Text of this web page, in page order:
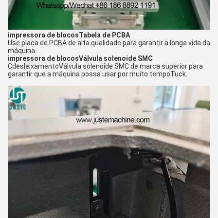
impressora de blocosTabela de PCBA
Use placa de PCBA de alta qualidade para garantir a longa vida da
máquina.
impressora de blocosVálvula solenoide SMC
CdesleixamentoVálvula solenoide SMC de marca superior para
garantir que a máquina possa usar por muito tempoTuck.